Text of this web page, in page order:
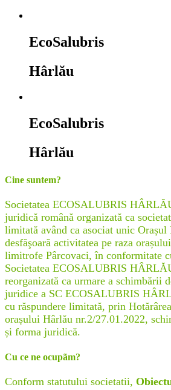
EcoSalubris
Hârlău
EcoSalubris
Hârlău
Cine suntem?
Societatea ECOSALUBRIS
juridică română organizată ca
limitată având ca asociat unic Orașul
desfăşoară activitatea pe raza
limitrofe Pârcovaci, în conformitate
Societatea ECOSALUBRIS
reorganizată ca urmare a schimbării
juridice a SC ECOSALUBRIS
cu răspundere limitată, prin
orașului Hârlău nr.2/27.01.2022,
și forma juridică.
Cu ce ne ocupãm?
Conform statutului societatii,